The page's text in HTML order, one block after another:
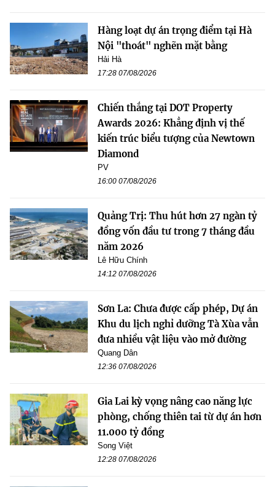
Hàng loạt dự án trọng điểm tại Hà
Nội "thoát" nghẽn mặt bằng
Hải Hà
17:28 07/08/2026
Chiến thắng tại DOT Property
Awards 2026: Khẳng định vị thế
kiến trúc biểu tượng của Newtown
Diamond
PV
16:00 07/08/2026
Quảng Trị: Thu hút hơn 27 ngàn tỷ
đồng vốn đầu tư trong 7 tháng đầu
năm 2026
Lê Hữu Chính
14:12 07/08/2026
Sơn La: Chưa được cấp phép, Dự án
Khu du lịch nghỉ dưỡng Tà Xùa vẫn
đưa nhiều vật liệu vào mở đường
Quang Dân
12:36 07/08/2026
Gia Lai kỳ vọng nâng cao năng lực
phòng, chống thiên tai từ dự án hơn
11.000 tỷ đồng
Song Việt
12:28 07/08/2026